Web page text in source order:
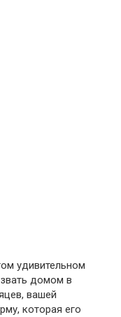
удивительном
домом в
вашей
которая его